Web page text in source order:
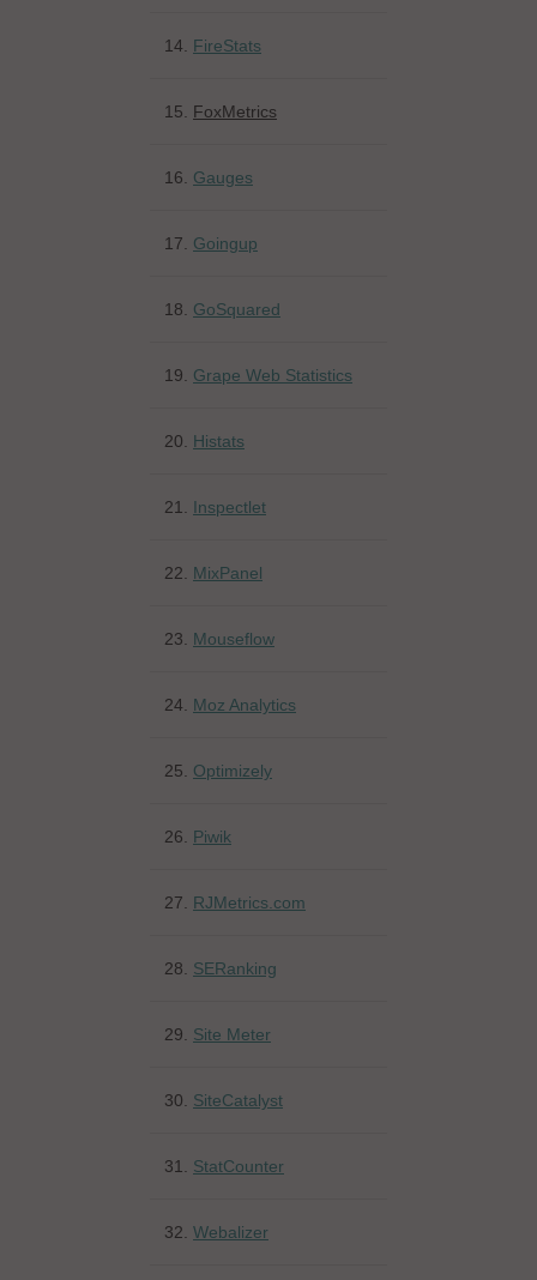
14. FireStats
15. FoxMetrics
16. Gauges
17. Goingup
18. GoSquared
19. Grape Web Statistics
20. Histats
21. Inspectlet
22. MixPanel
23. Mouseflow
24. Moz Analytics
25. Optimizely
26. Piwik
27. RJMetrics.com
28. SERanking
29. Site Meter
30. SiteCatalyst
31. StatCounter
32. Webalizer